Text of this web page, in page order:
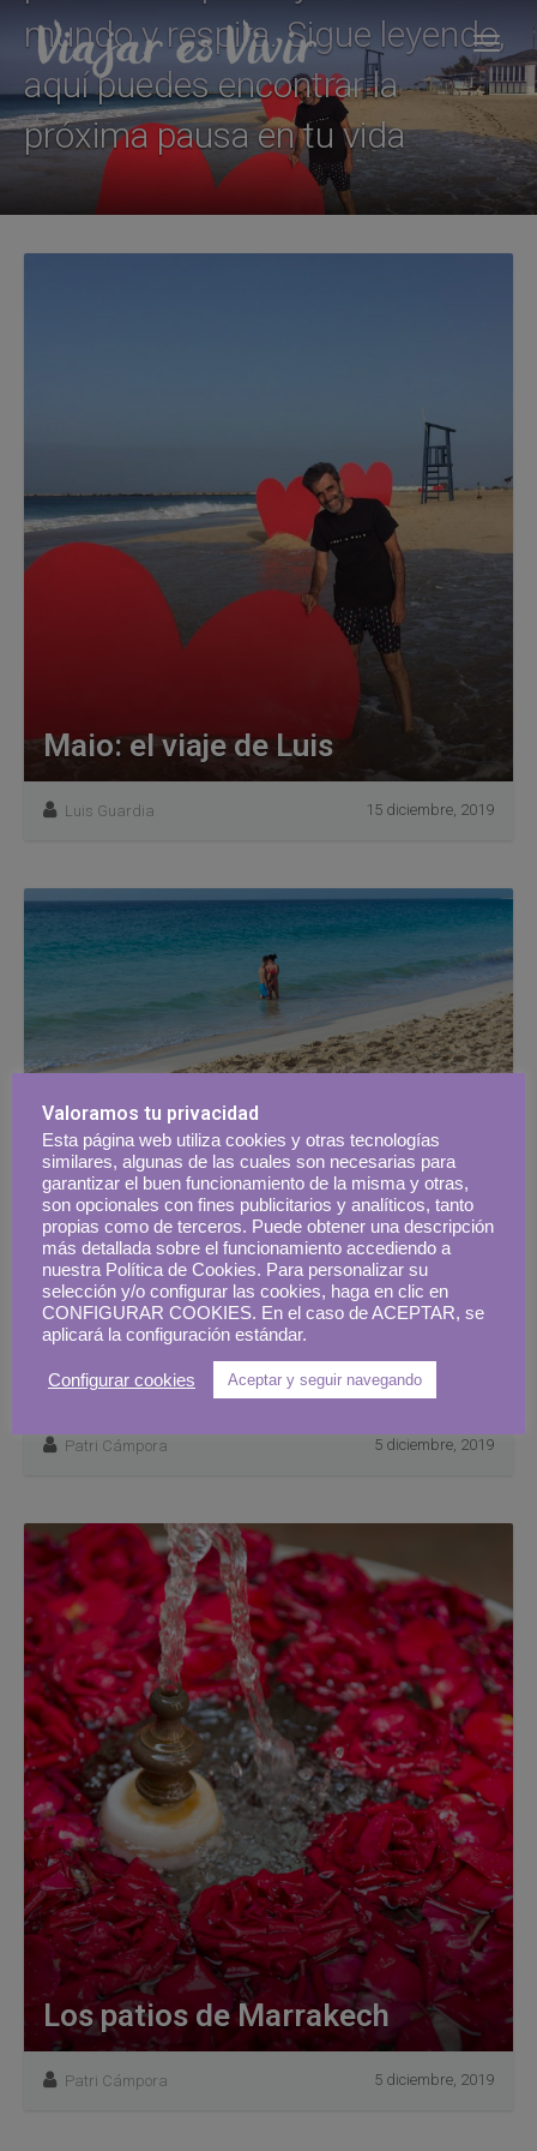
mundo y respira. Sigue leyendo,
aquí puedes encontrar la
próxima pausa en tu vida
Maio: el viaje de Luis
Luis Guardia 15 diciembre, 2019
Viajar a Cabo Verde
Patri Cámpora 5 diciembre, 2019
Los patios de Marrakech
Patri Cámpora 5 diciembre, 2019
Valoramos tu privacidad
Esta página web utiliza cookies y otras tecnologías
similares, algunas de las cuales son necesarias para
garantizar el buen funcionamiento de la misma y otras,
son opcionales con fines publicitarios y analíticos, tanto
propias como de terceros. Puede obtener una descripción
más detallada sobre el funcionamiento accediendo a
nuestra Política de Cookies. Para personalizar su
selección y/o configurar las cookies, haga en clic en
CONFIGURAR COOKIES. En el caso de ACEPTAR, se
aplicará la configuración estándar.
Configurar cookies Aceptar y seguir navegando